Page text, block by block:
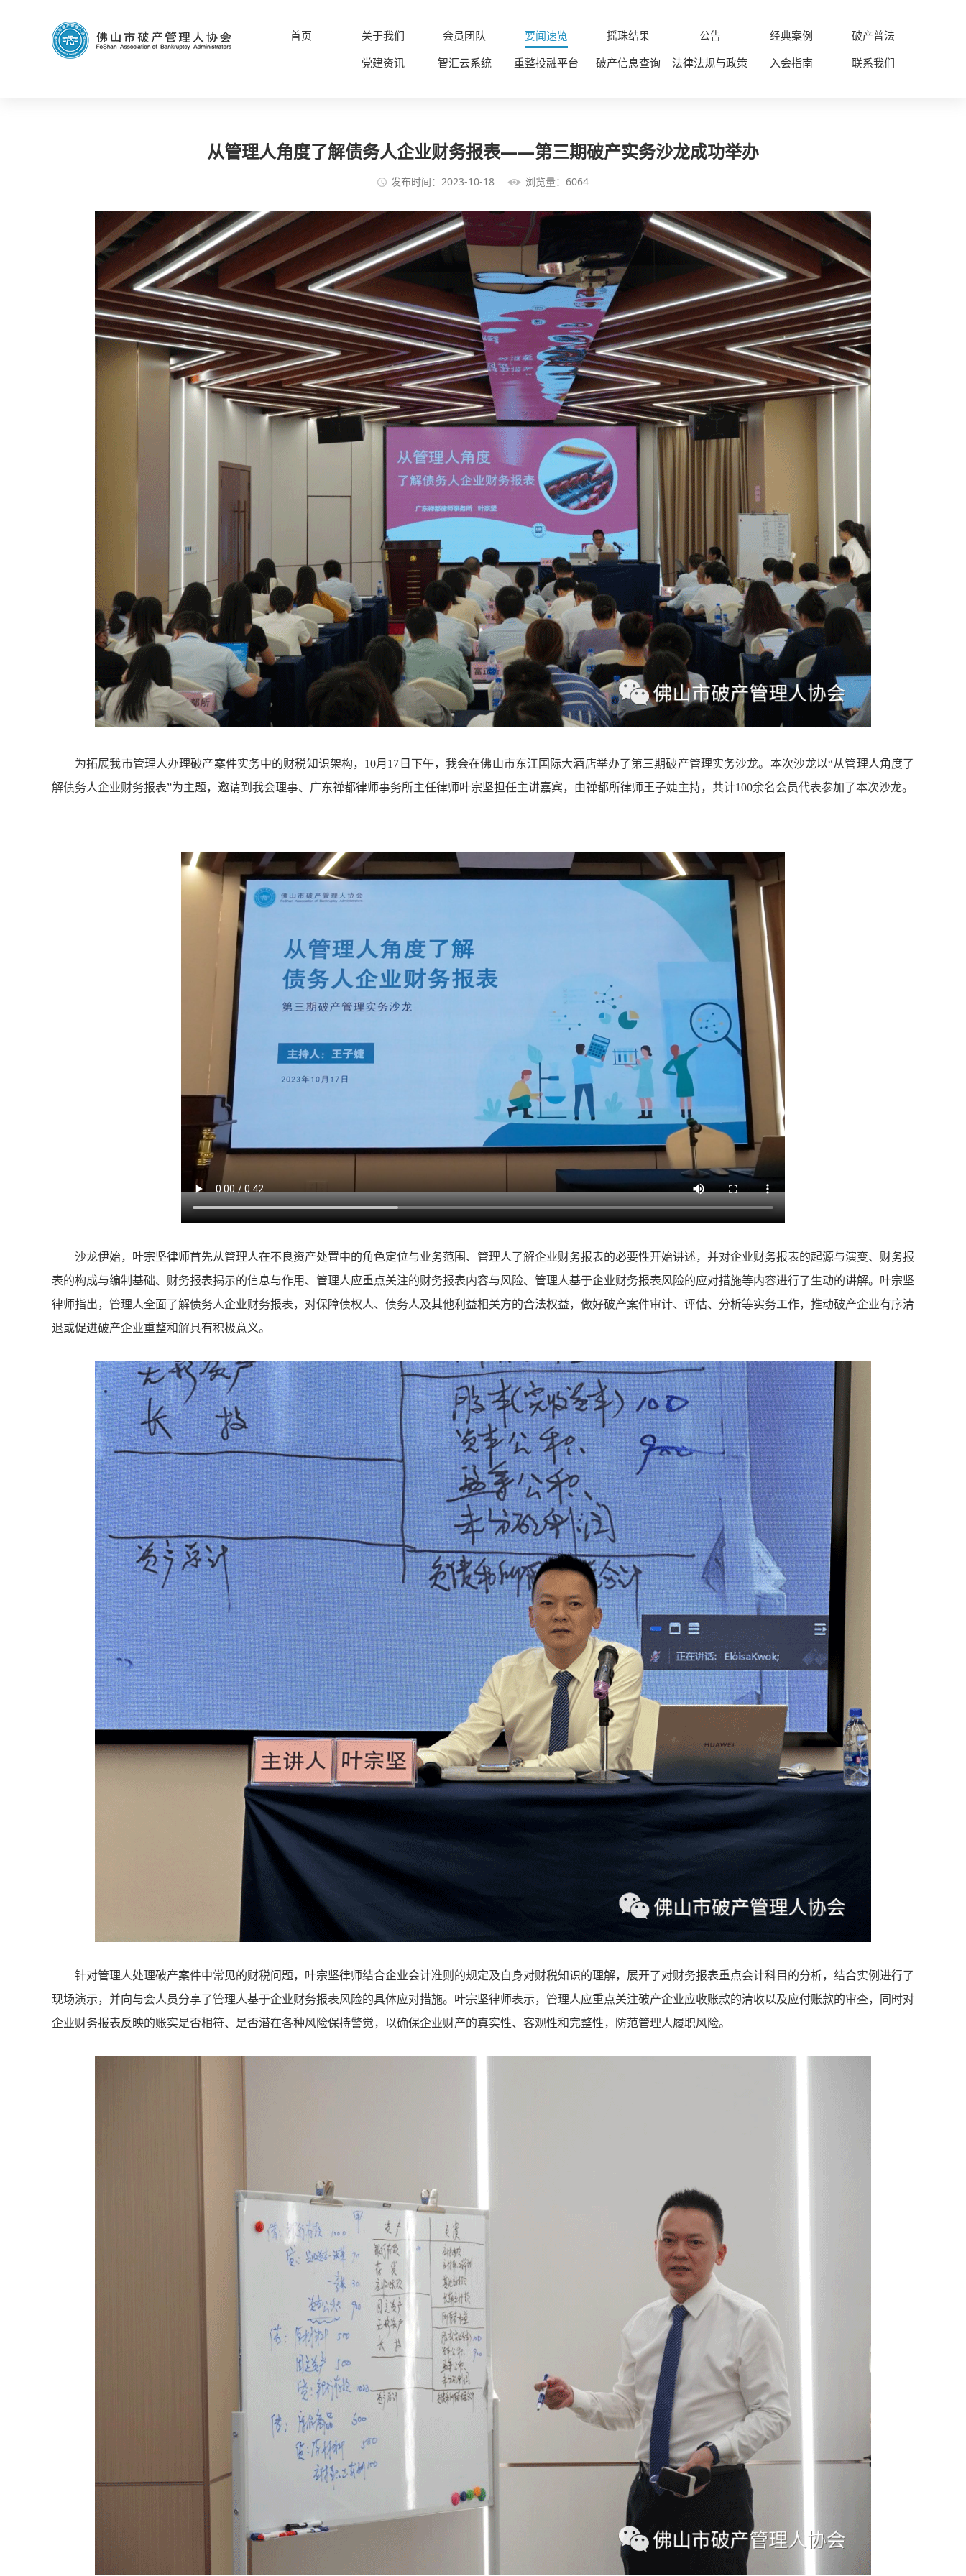
首页 关于我们 会员团队 要闻速览 摇珠结果 公告 经典案例
破产普法
党建资讯
智汇云系统 重整投融平台 破产信息查询 法律法规与政策 入会指南 联系我们
从管理人角度了解债务人企业财务报表——第三期破产实务沙龙成功举办
发布时间：2023-10-18 浏览量：6064
为拓展我市管理人办理破产案件实务中的财税知识架构，10月17日下午，我会在佛山市东江国际大酒店举办了第三期破产管理实务沙龙。本次沙龙以“从管理人角度了
解债务人企业财务报表”为主题，邀请到我会理事、广东禅都律师事务所主任律师叶宗坚担任主讲嘉宾，由禅都所律师王子婕主持，共计100余名会员代表参加了本次沙龙。
沙龙伊始，叶宗坚律师首先从管理人在不良资产处置中的角色定位与业务范围、管理人了解企业财务报表的必要性开始讲述，并对企业财务报表的起源与演变、财务报
表的构成与编制基础、财务报表揭示的信息与作用、管理人应重点关注的财务报表内容与风险、管理人基于企业财务报表风险的应对措施等内容进行了生动的讲解。叶宗坚
律师指出，管理人全面了解债务人企业财务报表，对保障债权人、债务人及其他利益相关方的合法权益，做好破产案件审计、评估、分析等实务工作，推动破产企业有序清
退或促进破产企业重整和解具有积极意义。
针对管理人处理破产案件中常见的财税问题，叶宗坚律师结合企业会计准则的规定及自身对财税知识的理解，展开了对财务报表重点会计科目的分析，结合实例进行了
现场演示，并向与会人员分享了管理人基于企业财务报表风险的具体应对措施。叶宗坚律师表示，管理人应重点关注破产企业应收账款的清收以及应付账款的审查，同时对
企业财务报表反映的账实是否相符、是否潜在各种风险保持警觉，以确保企业财产的真实性、客观性和完整性，防范管理人履职风险。